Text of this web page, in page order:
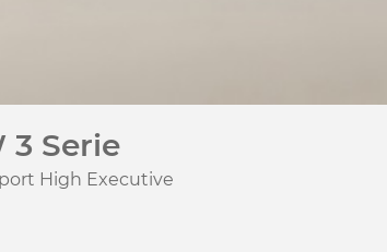
3 Serie
High Executive